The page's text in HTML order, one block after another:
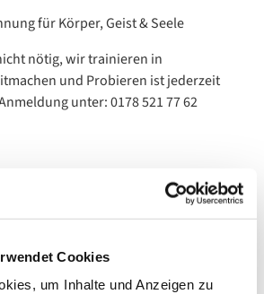
Cookies
um Inhalte und Anzeigen zu
für Körper, Geist & Seele
nötig, wir trainieren in
und Probieren ist jederzeit
unter: 0178 521 77 62